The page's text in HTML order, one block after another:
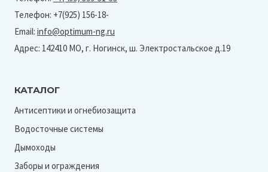
Телефон: +7(925) 156-18-
Email: info@optimum-ng.ru
Адрес: 142410 МО, г. Ногинск, ш. Электростальское д.19
КАТАЛОГ
Антисептики и огнебиозащита
Водосточные системы
Дымоходы
Заборы и ограждения